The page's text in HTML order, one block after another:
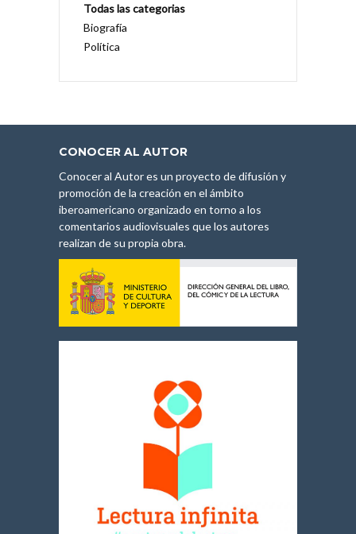
Todas las categorias
Biografía
Política
CONOCER AL AUTOR
Conocer al Autor es un proyecto de difusión y
promoción de la creación en el ámbito
iberoamericano organizado en torno a los
comentarios audiovisuales que los autores
realizan de su propia obra.